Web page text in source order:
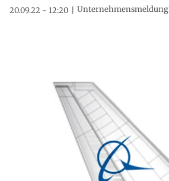
20.09.22 - 12:20 Unternehmensmeldung